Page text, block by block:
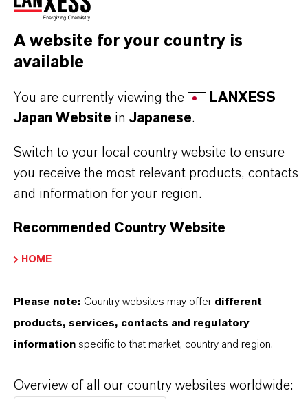
法分野を選択してください
A website for your country is
available
You are currently viewing the
LANXESS
Japan Website inJapanese.
Switch to your local country website to ensure
you receive the most relevant products, contacts
and information for your region.
Recommended Country Website
HOME
Please note: Country websites may offer different
products, services, contacts and regulatory
information specific to that market, country and region.
Overview of all our country websites worldwide: